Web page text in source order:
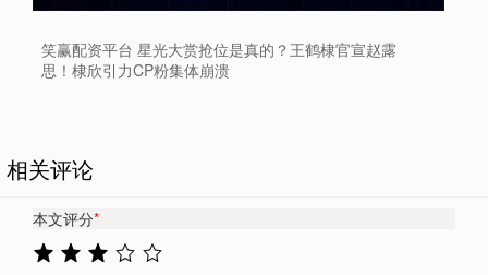
笑赢配资平台 星光大赏抢位是真的？王鹤棣官宣赵露
思！棣欣引力CP粉集体崩溃
相关评论
本文评分*